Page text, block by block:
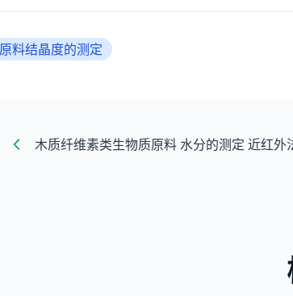
料结晶度的测定
木质纤维素类生物质原料 水分的测定 近红外